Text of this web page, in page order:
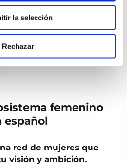
la selección
Rechazar
y visión
femenino
español
red de mujeres que
visión y ambición.